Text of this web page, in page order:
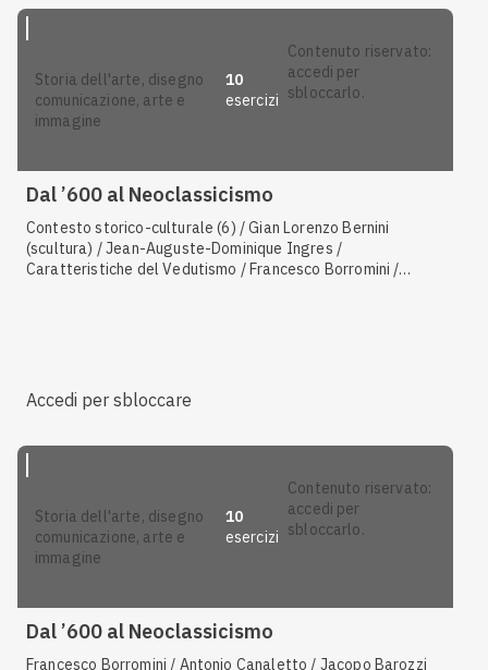
storia dell'arte, disegno
comunicazione, arte e
immagine
10
esercizi
contenuto riservato:
accedi per
sbloccarlo.
Dal ’600 al Neoclassicismo
Contesto storico-culturale (6) / Gian Lorenzo Bernini
(scultura) / Jean-Auguste-Dominique Ingres /
Caratteristiche del Vedutismo / Francesco Borromini /
storico-culturale (4) / Caratteristiche dell'arte barocca /
Gian Lorenzo Bernini (architettura)
Accedi per sbloccare
storia dell'arte, disegno
comunicazione, arte e
immagine
10
esercizi
contenuto riservato:
accedi per
sbloccarlo.
Dal ’600 al Neoclassicismo
Francesco Borromini / Antonio Canaletto / Jacopo Barozzi